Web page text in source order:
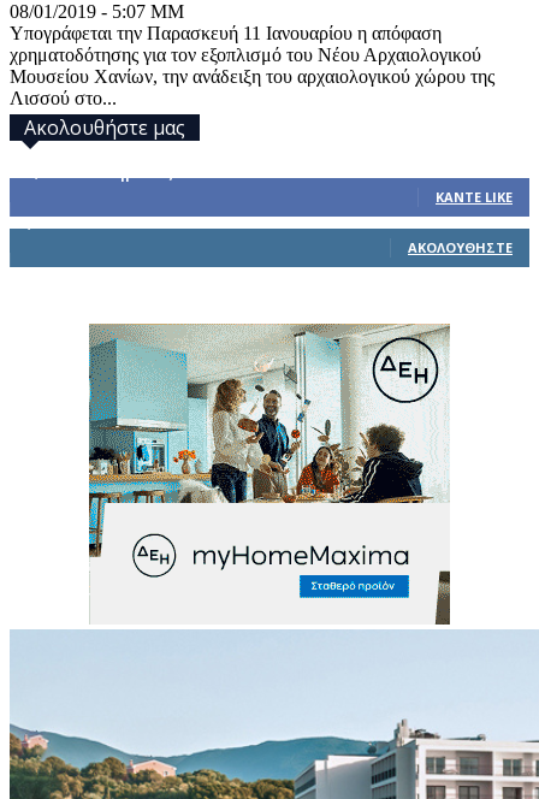
08/01/2019 - 5:07 ΜΜ
Υπογράφεται την Παρασκευή 11 Ιανουαρίου η απόφαση
χρηματοδότησης για τον εξοπλισμό του Νέου Αρχαιολογικού
Μουσείου Χανίων, την ανάδειξη του αρχαιολογικού χώρου της
Λισσού στο...
Ακολουθήστε μας
ΚΆΝΤΕ LIKE
ΑΚΟΛΟΥΘΉΣΤΕ